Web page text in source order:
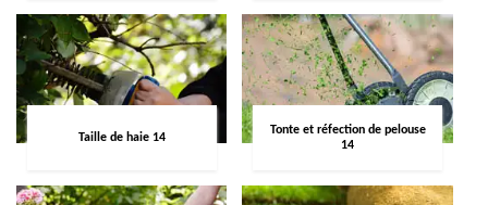
Taille de haie 14
Tonte et réfection de pelouse
14